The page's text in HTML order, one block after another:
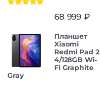
68 999 ₽
Планшет
Xiaomi
Redmi Pad 2
4/128GB Wi-
Fi Graphite
Gray